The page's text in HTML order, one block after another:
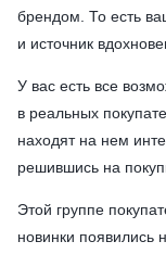
брендом. То есть
и источник
У вас есть все
в реальных
находят на нем
решившись на
Этой группе
новинки появились